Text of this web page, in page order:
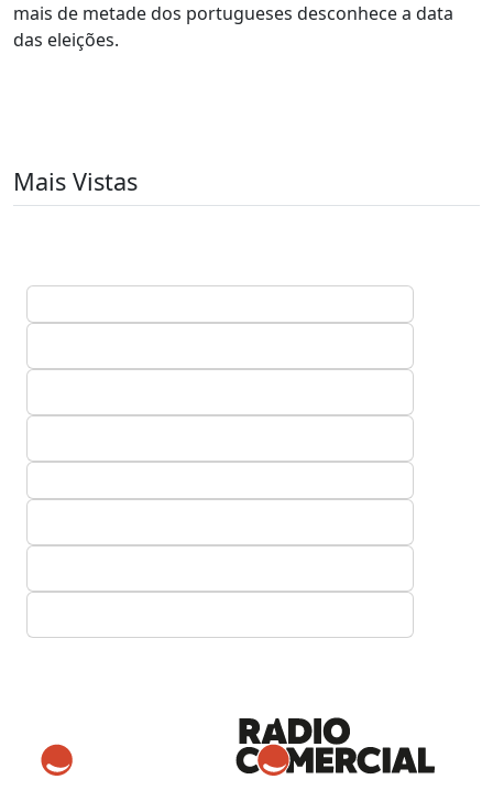
mais de metade dos portugueses desconhece a data
das eleições.
Mais Vistas